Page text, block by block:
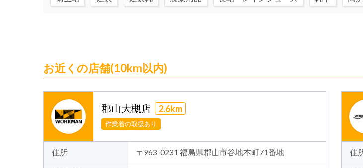
お近くの店舗(10km以内)
郡山大槻店 2.6km
作業着の取扱あり
住所 〒963-0231 福島県郡山市谷地本町71番地 住